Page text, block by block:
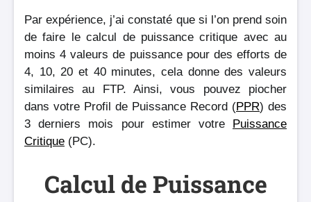
Par expérience, j’ai constaté que si l’on prend soin
de faire le calcul de puissance critique avec au
moins 4 valeurs de puissance pour des efforts de
4, 10, 20 et 40 minutes, cela donne des valeurs
similaires au FTP. Ainsi, vous pouvez piocher
dans votre Profil de Puissance Record (PPR) des
3 derniers mois pour estimer votre Puissance
Critique (PC).
Calcul de Puissance